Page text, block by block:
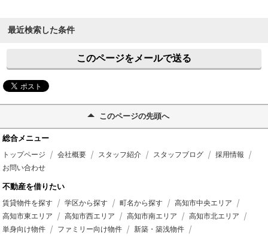
最近検索した条件
このページをメールで送る
このページの先頭へ
総合メニュー
トップページ 会社概要 スタッフ紹介 スタッフブログ
採用情報
お問い合わせ
不動産を借りたい
賃貸物件を探す 学区から探す 町名から探す
高知市中央エリア
高知市東エリア
高知市西エリア 高知市南エリア
高知市北エリア
単身向け物件
ファミリー向け物件
新築・築浅物件